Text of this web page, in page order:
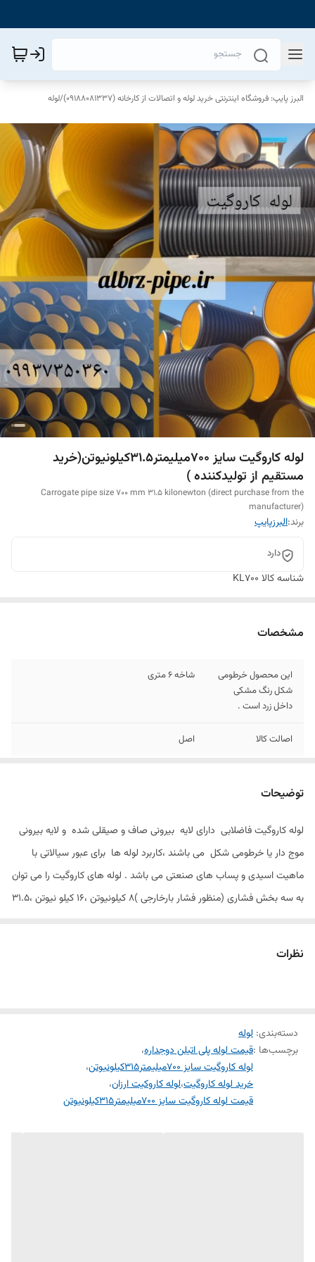
البرز پایپ: فروشگاه اینترنتی خرید لوله و اتصالات از کارخانه (09188081337) /لوله
لوله کاروگیت سایز 700میلیمتر31.5کیلونیوتن(خرید
مستقیم از تولیدکننده )
Carrogate pipe size 700 mm 31.5 kilonewton (direct purchase from the
manufacturer)
برند:البرزپایپ
دارد
شناسه کالا KL700
مشخصات
این محصول خرطومی
شکل رنگ مشکی
داخل زرد است .
شاخه 6 متری
اصالت کالا اصل
توضیحات
لوله کاروگیت فاضلابی دارای لایه بیرونی صاف و صیقلی شده و لایه بیرونی
موج دار یا خرطومی شکل می باشند ،کاربرد لوله ها برای عبور سیالاتی با
ماهیت اسیدی و پساب های صنعتی می باشد . لوله های کاروگیت را می توان
به سه بخش فشاری (منظور فشار بارخارجی )8 کیلونیوتن ،16 کیلو نیوتن ،31.5
نظرات
دسته‌بندی: لوله
برچسب‌ها :قیمت لوله پلی اتیلن دوجداره،
لوله کاروگیت سایز 700میلیمتر315کیلونیوتن
،
خرید لوله کاروگیت،لوله کاروکیت ارزان،
قیمت لوله کاروگیت سایز 700میلیمتر315کیلونیوتن